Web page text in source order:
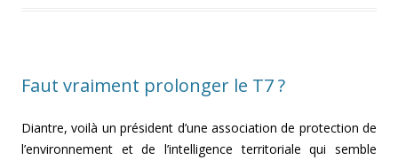
Faut vraiment prolonger le T7 ?
Diantre, voilà un président d’une association de protection de
l’environnement et de l’intelligence territoriale qui semble